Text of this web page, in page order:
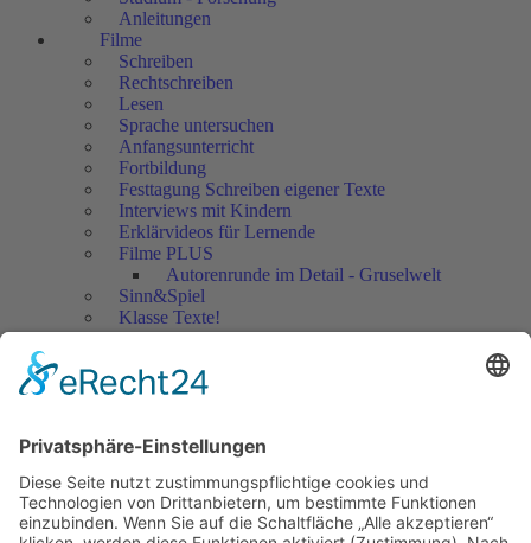
Anleitungen
Filme
Schreiben
Rechtschreiben
Lesen
Sprache untersuchen
Anfangsunterricht
Fortbildung
Festtagung Schreiben eigener Texte
Interviews mit Kindern
Erklärvideos für Lernende
Filme PLUS
Autorenrunde im Detail - Gruselwelt
Sinn&Spiel
Klasse Texte!
Filmausschnitte Grundschule
Jedes Kind wertschätzen!
Artikel
Artikel 2018
Artikel 2017
Artikel 2016